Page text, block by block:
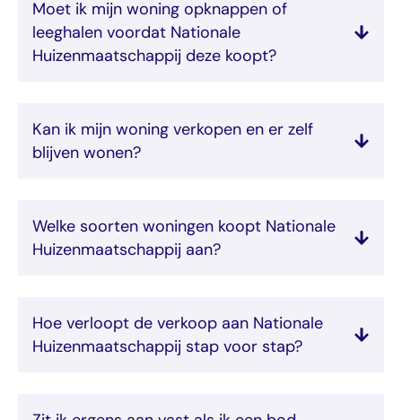
Moet ik mijn woning opknappen of
leeghalen voordat Nationale
Huizenmaatschappij deze koopt?
Kan ik mijn woning verkopen en er zelf
blijven wonen?
Welke soorten woningen koopt Nationale
Huizenmaatschappij aan?
Hoe verloopt de verkoop aan Nationale
Huizenmaatschappij stap voor stap?